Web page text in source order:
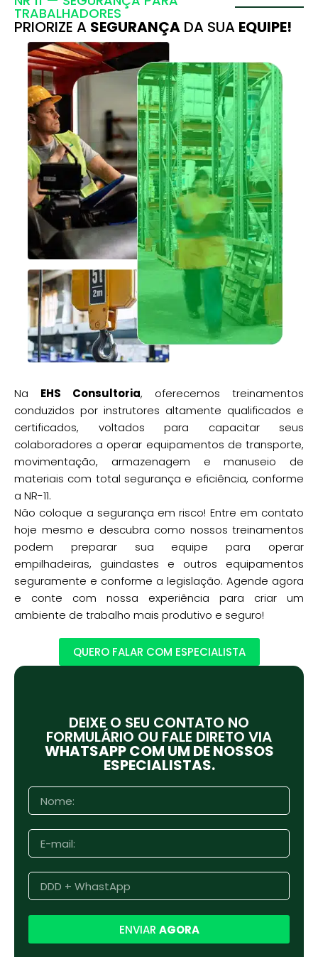
TRABALHADORES
PRIORIZE A SEGURANÇA DA SUA EQUIPE!
Na EHS Consultoria, oferecemos treinamentos
conduzidos por instrutores altamente qualificados e
certificados, voltados para capacitar seus
colaboradores a operar equipamentos de transporte,
movimentação, armazenagem e manuseio de
materiais com total segurança e eficiência, conforme
a NR-11.
Não coloque a segurança em risco! Entre em contato
hoje mesmo e descubra como nossos treinamentos
podem preparar sua equipe para operar
empilhadeiras, guindastes e outros equipamentos
seguramente e conforme a legislação. Agende agora
e conte com nossa experiência para criar um
ambiente de trabalho mais produtivo e seguro!
QUERO FALAR COM ESPECIALISTA
DEIXE O SEU CONTATO NO
FORMULÁRIO OU FALE DIRETO VIA
WHATSAPP COM UM DE NOSSOS
ESPECIALISTAS.
N
eE
a
:
D
+
ENVIAR AGORA